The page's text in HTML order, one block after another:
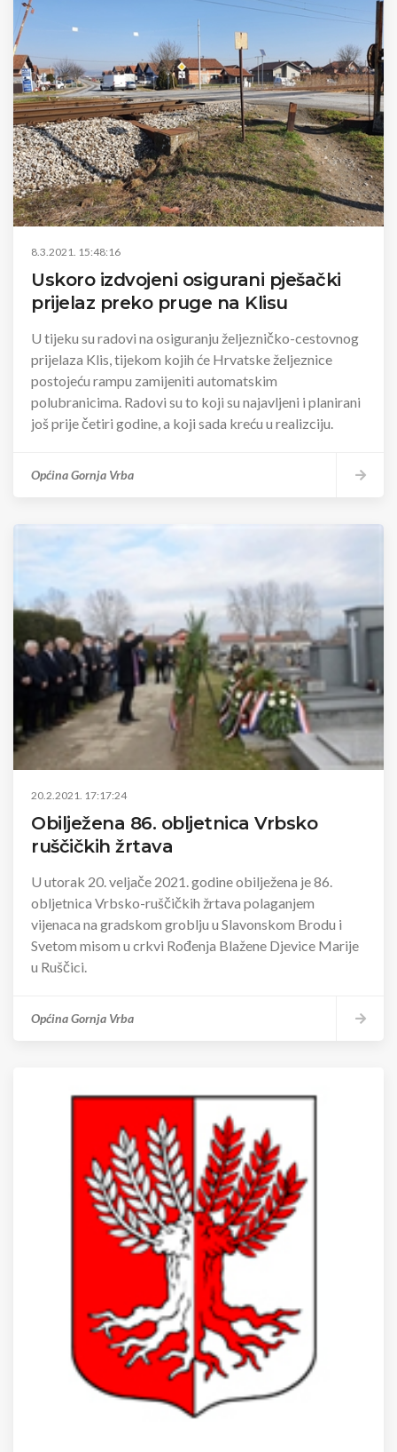
8.3.2021. 15:48:16
Uskoro izdvojeni osigurani pješački
prijelaz preko pruge na Klisu
U tijeku su radovi na osiguranju željezničko-cestovnog
prijelaza Klis, tijekom kojih će Hrvatske željeznice
postojeću rampu zamijeniti automatskim
polubranicima. Radovi su to koji su najavljeni i planirani
još prije četiri godine, a koji sada kreću u realizciju.
Općina Gornja Vrba
20.2.2021. 17:17:24
Obilježena 86. obljetnica Vrbsko
ruščičkih žrtava
U utorak 20. veljače 2021. godine obilježena je 86.
obljetnica Vrbsko-ruščičkih žrtava polaganjem
vijenaca na gradskom groblju u Slavonskom Brodu i
Svetom misom u crkvi Rođenja Blažene Djevice Marije
u Ruščici.
Općina Gornja Vrba